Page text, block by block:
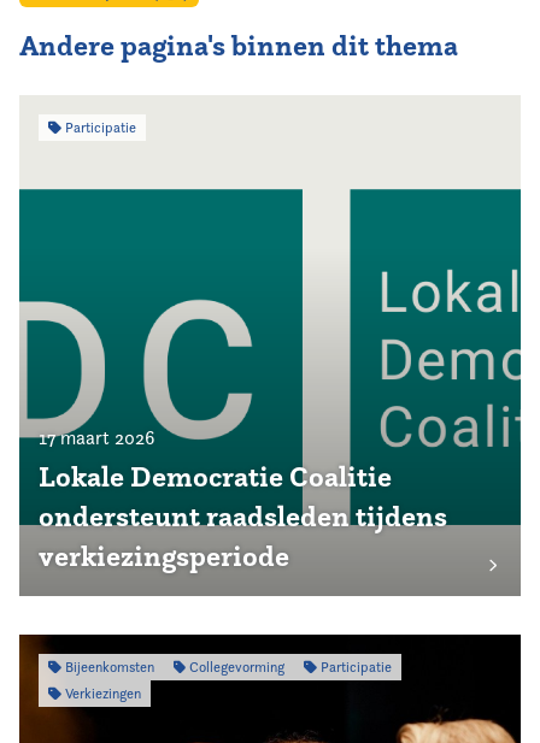
Andere pagina's binnen dit thema
Participatie
17 maart 2026
Lokale Democratie Coalitie
ondersteunt raadsleden tijdens
verkiezingsperiode
Bijeenkomsten Collegevorming
Participatie
Verkiezingen